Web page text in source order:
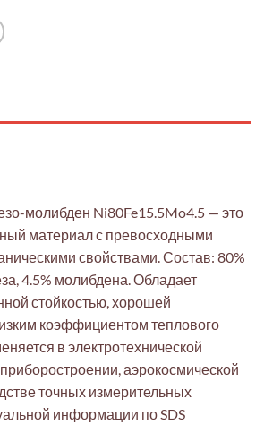
молибден Ni80Fe15.5Mo4.5 — это
материал с превосходными
свойствами. Состав: 80%
4.5% молибдена. Обладает
стойкостью, хорошей
коэффициентом теплового
в электротехнической
аэрокосмической
точных измерительных
информации по SDS